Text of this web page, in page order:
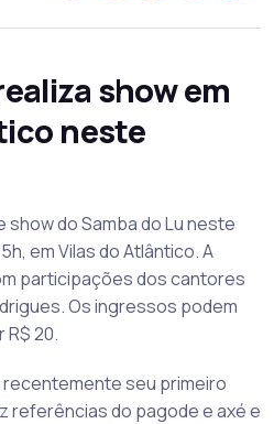
show em
neste
show do Samba do Lu neste
em Vilas do Atlântico. A
participações dos cantores
Os ingressos podem
R$ 20.
seu primeiro
referências do pagode e axé e